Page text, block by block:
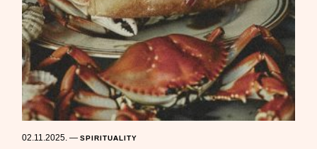
02.11.2025.—SPIRITUALITY